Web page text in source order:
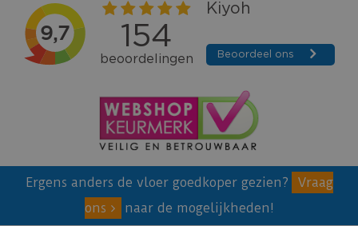
Ergens anders de vloer goedkoper gezien?
Vraag
ons
naar de mogelijkheden!